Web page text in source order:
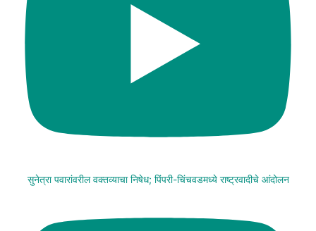
सुनेत्रा पवारांवरील वक्तव्याचा निषेध; पिंपरी-चिंचवडमध्ये राष्ट्रवादीचे आंदोलन